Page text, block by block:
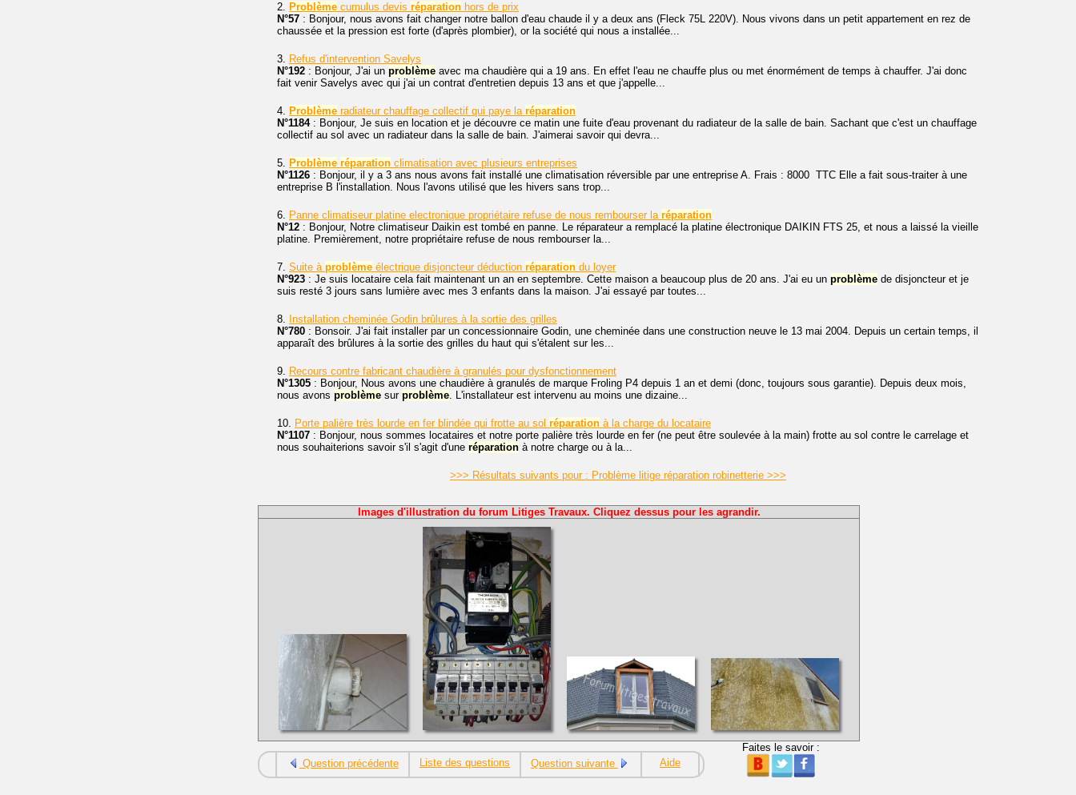
2. Problème cumulus devis réparation hors de prix
N°57 : Bonjour, nous avons fait changer notre ballon d'eau chaude il y a deux ans (Fleck 75L 220V). Nous vivons dans un petit appartement en rez de
chaussée et la pression est forte (d'après plombier), or la société qui nous a installée...
3. Refus d'intervention Savelys
N°192 : Bonjour, J'ai un problème avec ma chaudière qui a 19 ans. En effet l'eau ne chauffe plus ou met énormément de temps à chauffer. J'ai donc
fait venir Savelys avec qui j'ai un contrat d'entretien depuis 13 ans et que j'appelle...
4. Problème radiateur chauffage collectif qui paye la réparation
N°1184: Bonjour, Je suis en location et je découvre ce matin une fuite d'eau provenant du radiateur de la salle de bain. Sachant que c'est un chauffage
collectif au sol avec un radiateur dans la salle de bain. J'aimerai savoir qui devra...
5. Problème réparation climatisation avec plusieurs entreprises
N°1126 : Bonjour, il y a 3 ans nous avons fait installé une climatisation réversible par une entreprise A. Frais : 8000  TTC Elle a fait sous-traiter à une
entreprise B l'installation. Nous l'avons utilisé que les hivers sans trop...
6. Panne climatiseur platine electronique propriétaire refuse de nous rembourser la réparation
N°12 : Bonjour, Notre climatiseur Daikin est tombé en panne. Le réparateur a remplacé la platine électronique DAIKIN FTS 25, et nous a laissé la vieille
platine. Premièrement, notre propriétaire refuse de nous rembourser la...
7. Suite à problème électrique disjoncteur déduction réparation du loyer
N°923 : Je suis locataire cela fait maintenant un an en septembre. Cette maison a beaucoup plus de 20 ans. J'ai eu un problème de disjoncteur et je
suis resté 3 jours sans lumière avec mes 3 enfants dans la maison. J'ai essayé par toutes...
8. Installation cheminée Godin brûlures à la sortie des grilles
N°780 : Bonsoir. J'ai fait installer par un concessionnaire Godin, une cheminée dans une construction neuve le 13 mai 2004. Depuis un certain temps, il
apparaît des brûlures à la sortie des grilles du haut qui s'étalent sur les...
9. Recours contre fabricant chaudière à granulés pour dysfonctionnement
N°1305 : Bonjour, Nous avons une chaudière à granulés de marque Froling P4 depuis 1 an et demi (donc, toujours sous garantie). Depuis deux mois,
nous avons problème sur problème. L'installateur est intervenu au moins une dizaine...
10. Porte palière très lourde en fer blindée qui frotte au sol réparation à la charge du locataire
N°1107 : Bonjour, nous sommes locataires et notre porte palière très lourde en fer (ne peut être soulevée à la main) frotte au sol contre le carrelage et
nous souhaiterions savoir s'il s'agit d'une réparation à notre charge ou à la...
>>> Résultats suivants pour : Problème litige réparation robinetterie >>>
Images d'illustration du forum Litiges Travaux. Cliquez dessus pour les agrandir.
Question précédente Liste des questions Question suivante Aide
Faites le savoir :